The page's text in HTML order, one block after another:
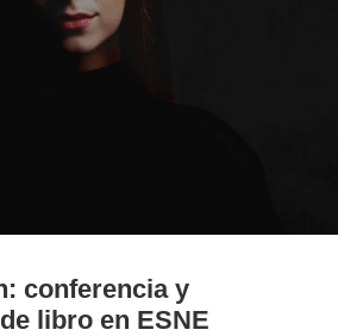
conferencia y
libro en ESNE